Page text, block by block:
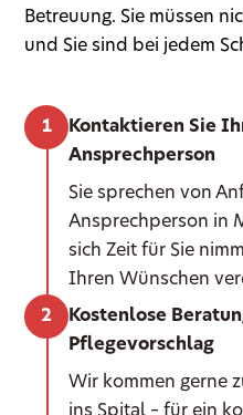
Betreuung. Sie müssen
und Sie sind bei jedem
Kontaktieren Sie
Ansprechperson
Sie sprechen von
Ansprechperson in
sich Zeit für Sie
Ihren Wünschen
Kostenlose
Pflegevorschlag
Wir kommen gerne